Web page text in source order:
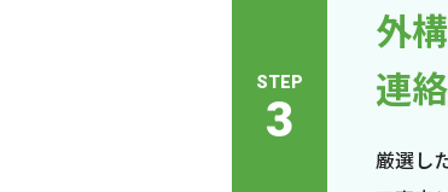
STEP
3
外
連
厳選し